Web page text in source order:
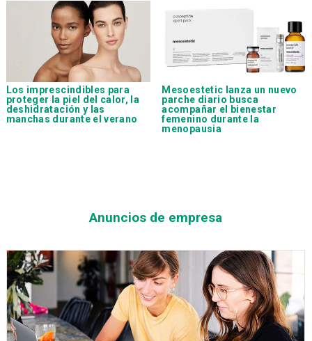
Los imprescindibles para
proteger la piel del calor, la
deshidratación y las
manchas durante el verano
Mesoestetic lanza un nuevo
parche diario busca
acompañar el bienestar
femenino durante la
menopausia
Anuncios de empresa